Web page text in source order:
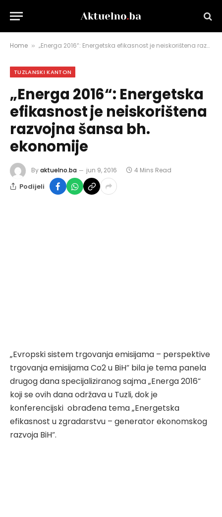
Home » „Energa 2016“: Energetska efikasnost je neiskorištena razvojna šansa bh. ekonomije
TUZLANSKI KANTON
„Energa 2016“: Energetska
efikasnost je neiskorištena
razvojna šansa bh.
ekonomije
Byaktuelno.ba jun 9, 2016 4 Mins Read
Podijeli
„Evropski sistem trgovanja emisijama – perspektive
trgovanja emisijama Co2 u BiH“ bila je tema panela
drugog dana specijaliziranog sajma „Energa 2016“
koji se ovih dana održava u Tuzli, dok je
konferencijski obrađena tema „Energetska
efikasnost u zgradarstvu – generator ekonomskog
razvoja BiH“.